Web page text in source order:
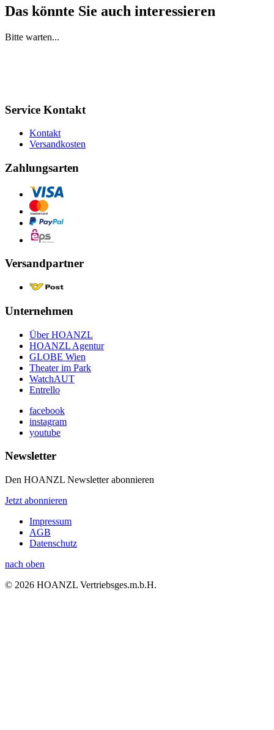
Das könnte Sie auch interessieren
Bitte warten...
Service Kontakt
Kontakt
Versandkosten
Zahlungsarten
Versandpartner
Unternehmen
Über HOANZL
HOANZL Agentur
GLOBE Wien
Theater im Park
WatchAUT
Entrello
facebook
instagram
youtube
Newsletter
Den HOANZL Newsletter abonnieren
Jetzt abonnieren
Impressum
AGB
Datenschutz
nach oben
© 2026 HOANZL Vertriebsges.m.b.H.